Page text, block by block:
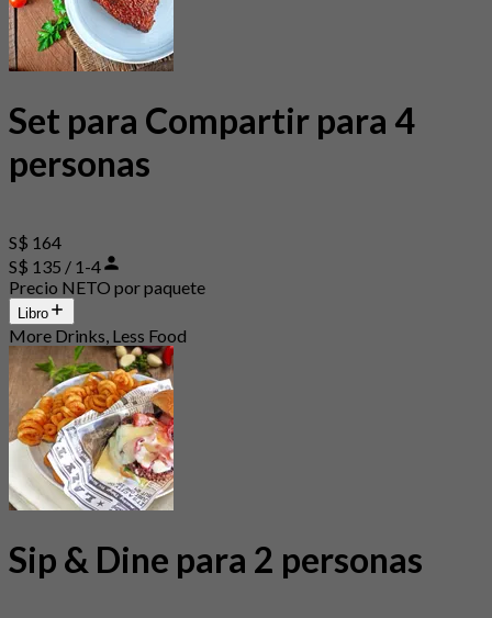
Set para Compartir para 4
personas
S$ 164
S$ 135 / 1-4
Precio NETO por paquete
Libro
More Drinks, Less Food
Sip & Dine para 2 personas